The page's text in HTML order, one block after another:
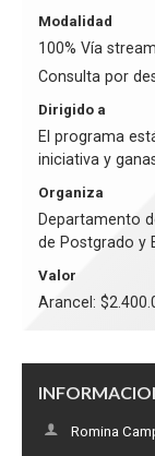
Romina
Modalidad
100% Vía
Consulta por
Dirigido a
El programa
iniciativa y
Organiza
Departamento
de Postgrado y
Valor
Arancel: